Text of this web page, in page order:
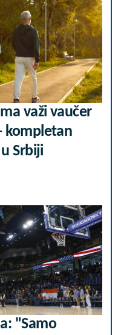
važi vaučer
kompletan
Srbiji
"Samo